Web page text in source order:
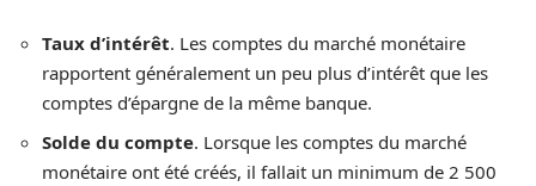
Taux d’intérêt. Les comptes du marché monétaire
rapportent généralement un peu plus d’intérêt que les
comptes d’épargne de la même banque.
Solde du compte. Lorsque les comptes du marché
monétaire ont été créés, il fallait un minimum de 2 500